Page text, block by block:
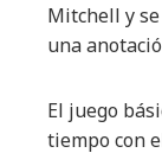
Mitchell y
una
El juego
tiempo con